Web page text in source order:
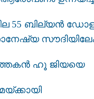
55 ബില്യന്‍
ഹൂ ജിയയെ